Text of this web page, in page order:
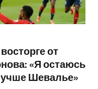
от
«Я остаюсь
Шевалье»